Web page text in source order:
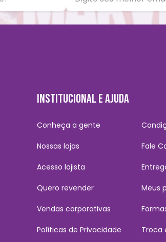
INSTITUCIONAL E AJUDA
Conheça a gente
Nossas lojas
Acesso lojista
Quero revender
Vendas corporativas
Políticas de Privacidade
Fale
Meus
Troca